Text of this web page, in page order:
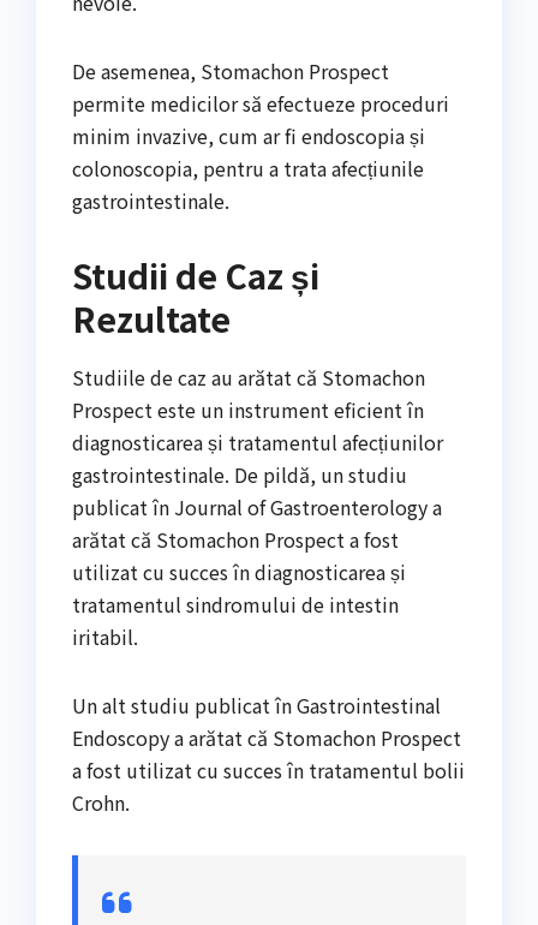
De asemenea, Stomachon Prospect
permite medicilor să efectueze proceduri
minim invazive, cum ar fi endoscopia și
colonoscopia, pentru a trata afecțiunile
gastrointestinale.
Studii de Caz și
Rezultate
Studiile de caz au arătat că Stomachon
Prospect este un instrument eficient în
diagnosticarea și tratamentul afecțiunilor
gastrointestinale. De pildă, un studiu
publicat în Journal of Gastroenterology a
arătat că Stomachon Prospect a fost
utilizat cu succes în diagnosticarea și
tratamentul sindromului de intestin
iritabil.
Un alt studiu publicat în Gastrointestinal
Endoscopy a arătat că Stomachon Prospect
a fost utilizat cu succes în tratamentul bolii
Crohn.